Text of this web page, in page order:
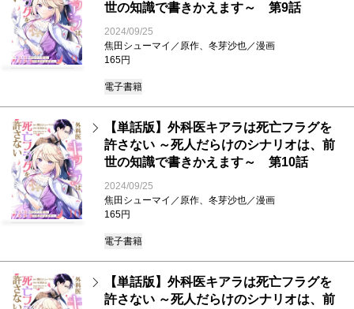
世の知識で書きかえます～ 第9話
2024/09/25
焦田シューマイ／原作、冬芽沙也／漫画
165円
電子書籍
【単話版】外科医キアラは死亡フラグを
許さない ～死人だらけのシナリオは、前
世の知識で書きかえます～ 第10話
2024/09/25
焦田シューマイ／原作、冬芽沙也／漫画
165円
電子書籍
【単話版】外科医キアラは死亡フラグを
許さない ～死人だらけのシナリオは、前